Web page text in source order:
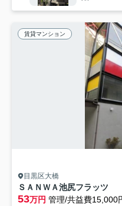
賃貸マンション
目黒区大橋
ＳＡＮＷＡ池尻フラッツ
53万円 管理/共益費15,000